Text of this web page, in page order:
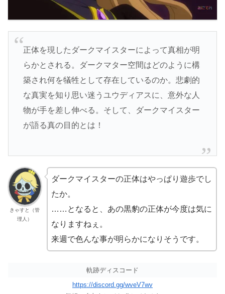
正体を現したダークマイスターによって真相が明
らかとされる。ダークマター空間はどのように構
築され何を犠牲として存在しているのか。悲劇的
な真実を知り思い迷うユウディアスに、意外な人
物が手を差し伸べる。そして、ダークマイスター
が語る真の目的とは！
きゃすと（管
理人）
ダークマイスターの正体はやっぱり遊歩でし
たか。
……となると、あの黒豹の正体が今度は気に
なりますねぇ。
来週で色んな事が明らかになりそうです。
軌跡ディスコード
https://discord.gg/wveV7wv